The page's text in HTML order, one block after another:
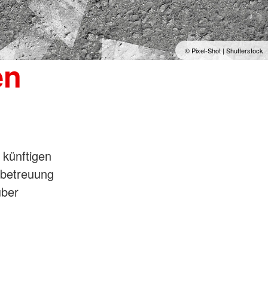
© Pixel-Shot | Shutterstock